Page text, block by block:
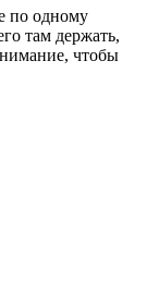
по одному
там держать,
чтобы